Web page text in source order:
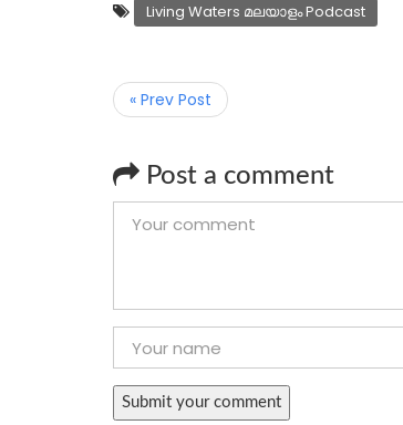
Living Waters മലയാളം Podcast
« Prev Post
Post a comment